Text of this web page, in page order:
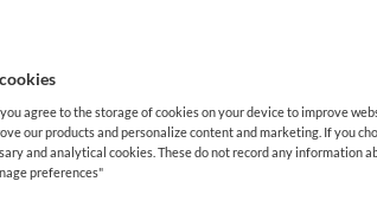
Parttime
you agree to the storage of cookies on your device to improve
our products and personalize content and marketing. If you
and analytical cookies. These do not record any information
preferences"